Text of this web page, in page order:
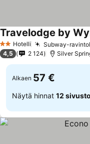
2 Tähtiluokitus
Hotelli Subway-
Travelodge by
4,5 2 124 Silver
Alkaen 57 €
Näytä hinnat 12